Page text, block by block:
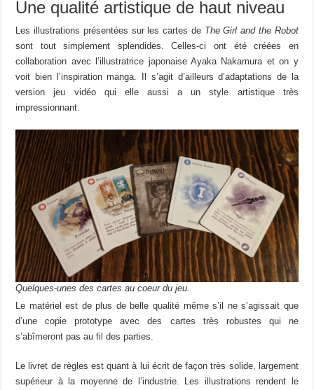
Une qualité artistique de haut niveau
Les illustrations présentées sur les cartes de The Girl and the Robot
sont tout simplement splendides. Celles-ci ont été créées en
collaboration avec l’illustratrice japonaise Ayaka Nakamura et on y
voit bien l’inspiration manga. Il s’agit d’ailleurs d’adaptations de la
version jeu vidéo qui elle aussi a un style artistique très
impressionnant.
Quelques-unes des cartes au coeur du jeu.
Le matériel est de plus de belle qualité même s’il ne s’agissait que
d’une copie prototype avec des cartes très robustes qui ne
s’abîmeront pas au fil des parties.
Le livret de règles est quant à lui écrit de façon très solide, largement
supérieur à la moyenne de l’industrie. Les illustrations rendent le